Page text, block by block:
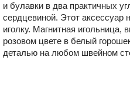
и булавки в два практичных
сердцевиной. Этот аксессуар
иголку. Магнитная игольница,
розовом цвете в белый
деталью на любом швейном